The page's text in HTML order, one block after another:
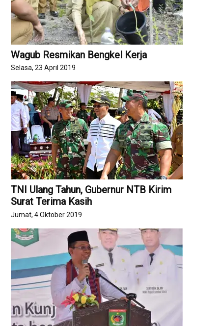
Wagub Resmikan Bengkel Kerja
Selasa, 23 April 2019
TNI Ulang Tahun, Gubernur NTB Kirim
Surat Terima Kasih
Jumat, 4 Oktober 2019